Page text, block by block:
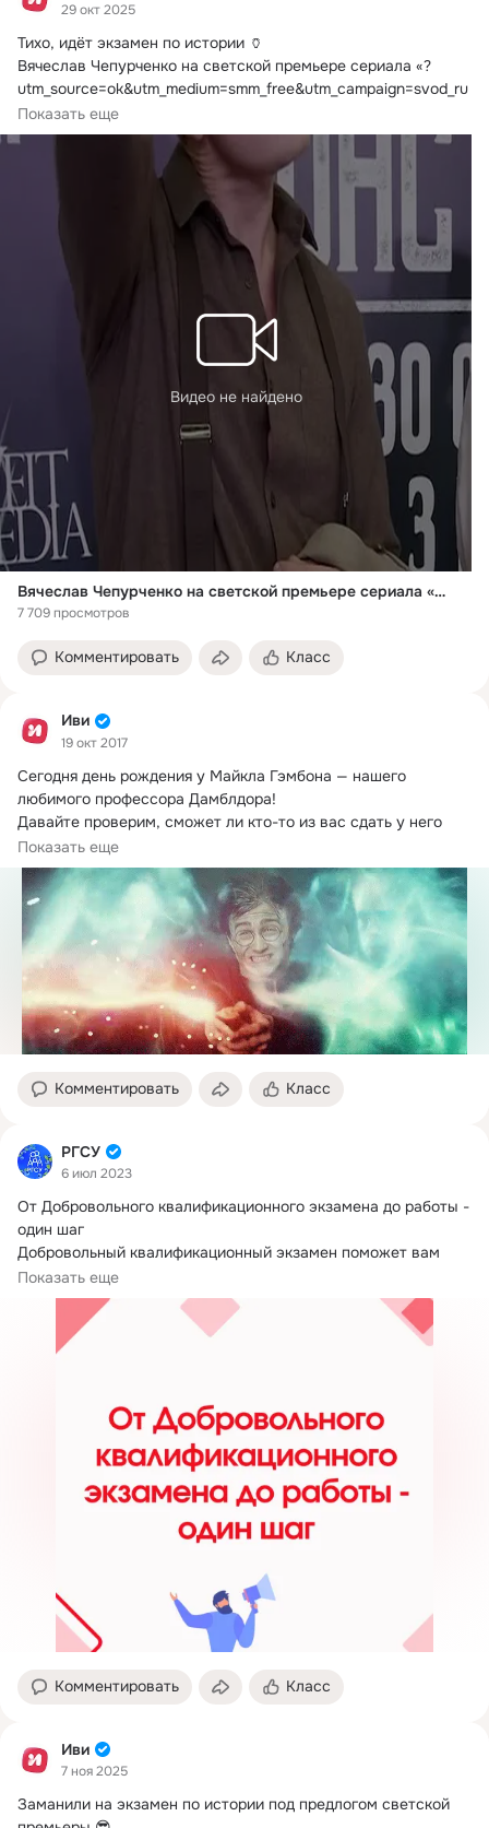
29 окт 2025
Тихо, идёт экзамен по истории 🏺
Вячеслав Чепурченко на светской премьере сериала «?
utm_source=ok&utm_medium=smm_free&utm_campaign=svod_ru
_series_title_konstantinopol_izgoi» — смотри все серии уже
завтра эксклюзивно на Иви!
Показать еще
Видео не найдено
Вячеслав Чепурченко на светской премьере сериала «Константинополь» — смотри все серии уже завтра эксклюзивно на Иви!
7 709 просмотров
Комментировать Класс
Иви
19 окт 2017
Сегодня день рождения у Майкла Гэмбона — нашего
любимого профессора Дамблдора!
Давайте проверим, сможет ли кто-то из вас сдать у него
экзамен?
Показать еще
Комментировать Класс
РГСУ
6 июл 2023
От Добровольного квалификационного экзамена до работы -
один шаг
Добровольный квалификационный экзамен поможет вам
построить карьеру...
Показать еще
Комментировать Класс
Иви
7 ноя 2025
Заманили на экзамен по истории под предлогом светской